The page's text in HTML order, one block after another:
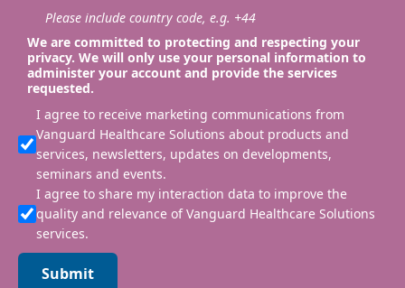
Please include country code, e.g. +44
We are committed to protecting and respecting your
privacy. We will only use your personal information to
administer your account and provide the services
requested.
I agree to receive marketing communications from
Vanguard Healthcare Solutions about products and
services, newsletters, updates on developments,
seminars and events.
I agree to share my interaction data to improve the
quality and relevance of Vanguard Healthcare Solutions
services.
Submit